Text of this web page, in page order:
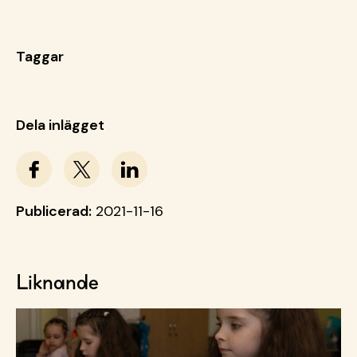
Taggar
Dela inlägget
Publicerad: 2021-11-16
Liknande